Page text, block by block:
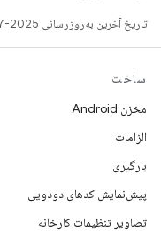
تاریخ آخرین به‌روزرسانی 2025-07-29 به‌وقت ساعت هماهنگ جهانی.
ساخت
مخزن Android
الزامات
بارگیری
پیش‌نمایش کدهای دودویی
تصاویر تنظیمات کارخانه